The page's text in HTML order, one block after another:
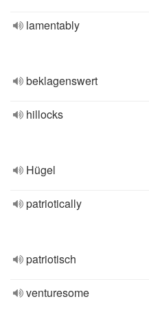
lamentably
beklagenswert
hillocks
Hügel
patriotically
patriotisch
venturesome